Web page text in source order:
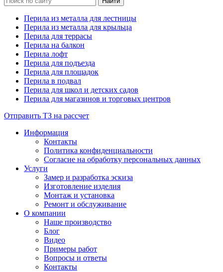
Перила из металла для лестницы
Перила из металла для крыльца
Перила для террасы
Перила на балкон
Перила лофт
Перила для подъезда
Перила для площадок
Перила в подвал
Перила для школ и детских садов
Перила для магазинов и торговых центров
Отправить ТЗ на рассчет
Информация
Контакты
Политика конфиденциальности
Согласие на обработку персональных данных
Услуги
Замер и разработка эскиза
Изготовление изделия
Монтаж и установка
Ремонт и обслуживание
О компании
Наше производство
Блог
Видео
Примеры работ
Вопросы и ответы
Контакты